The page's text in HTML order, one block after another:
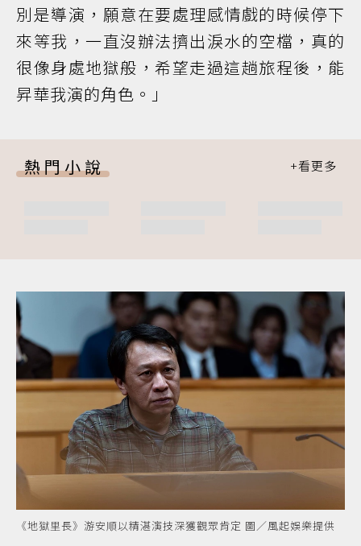
別是導演，願意在要處理感情戲的時候停下
來等我，一直沒辦法擠出淚水的空檔，真的
很像身處地獄般，希望走過這趟旅程後，能
昇華我演的角色。」
熱門小說
《地獄里長》游安順以精湛演技深獲觀眾肯定 圖／風起娛樂提供